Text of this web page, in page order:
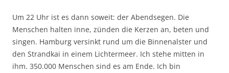
Um 22 Uhr ist es dann soweit: der Abendsegen. Die
Menschen halten inne, zünden die Kerzen an, beten und
singen. Hamburg versinkt rund um die Binnenalster und
den Strandkai in einem Lichtermeer. Ich stehe mitten in
ihm. 350.000 Menschen sind es am Ende. Ich bin